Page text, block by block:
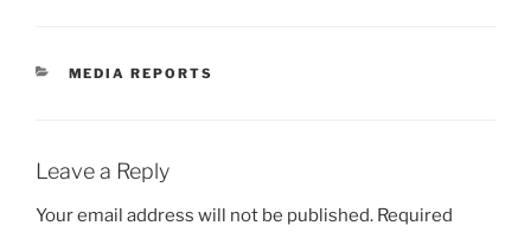
CATEGORIES
MEDIA REPORTS
Leave a Reply
Your email address will not be published. Required